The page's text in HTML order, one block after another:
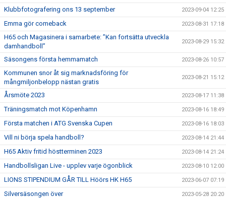
Klubbfotografering ons 13 september 2023-09-04 12:25
Emma gör comeback 2023-08-31 17:18
H65 och Magasinera i samarbete: ”Kan fortsätta utveckla
damhandboll”
2023-08-29 15:32
Säsongens första hemmamatch 2023-08-26 10:57
Kommunen snor åt sig marknadsföring för
mångmiljonbelopp nästan gratis
2023-08-21 15:12
Årsmöte 2023 2023-08-17 11:38
Träningsmatch mot Köpenhamn 2023-08-16 18:49
Första matchen i ATG Svenska Cupen 2023-08-16 18:03
Vill ni börja spela handboll? 2023-08-14 21:44
H65 Aktiv fritid höstterminen 2023 2023-08-14 21:24
Handbollsligan Live - upplev varje ögonblick 2023-08-10 12:00
LIONS STIPENDIUM GÅR TILL Höörs HK H65 2023-06-07 07:19
Silversäsongen över 2023-05-28 20:20